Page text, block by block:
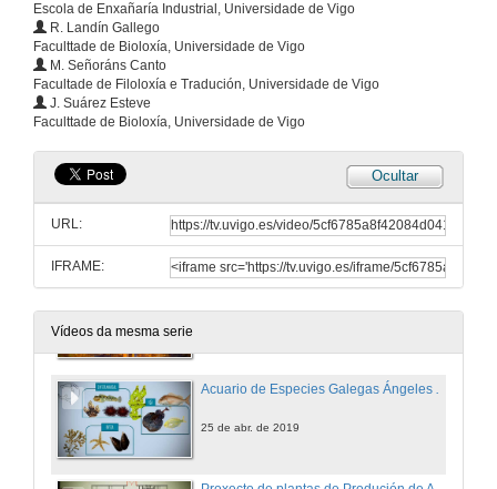
Escola de Enxañaría Industrial, Universidade de Vigo
R. Landín Gallego
Faculttade de Bioloxía, Universidade de Vigo
M. Señoráns Canto
Facultade de Filoloxía e Tradución, Universidade de Vigo
J. Suárez Esteve
Faculttade de Bioloxía, Universidade de Vigo
Ocultar
URL:
IFRAME:
Vídeos da mesma serie
Elaboración de Sidra Ecolóxica
25 de abr. de 2019
Proxecto de invernadoiro de plantas medicinais: Camomila, melisa e menta
25 de abr. de 2019
Planta de Produción de Bioplásticos e Derivados a partir do Suero lácteo
Acuario de Especies Galegas Ángeles Alvariño
25 de abr. de 2019